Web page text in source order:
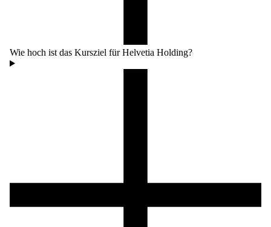
Wie hoch ist das Kursziel für Helvetia Holding?